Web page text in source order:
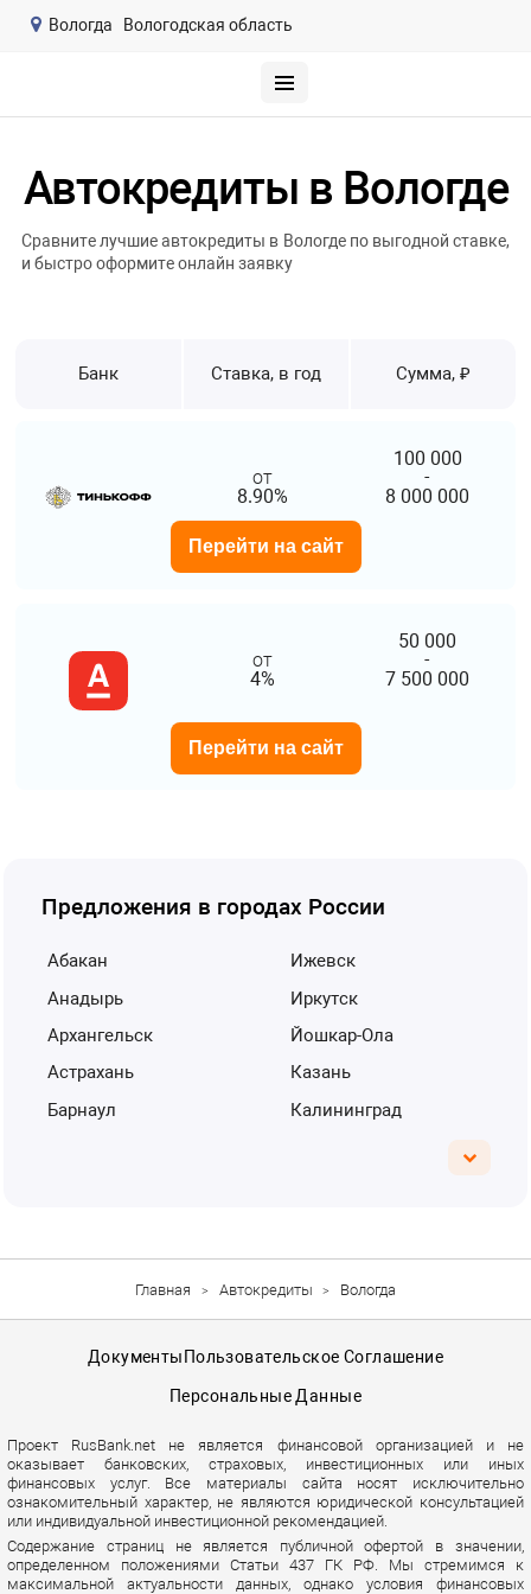
Вологда Вологодская область
Автокредиты в Вологде
Сравните лучшие автокредиты в Вологде по выгодной ставке,
и быстро оформите онлайн заявку
Банк Ставка, в год Сумма, ₽
от
8.90%
100 000
-
8 000 000
Перейти на сайт
от
4%
50 000
-
7 500 000
Перейти на сайт
Предложения в городах России
Абакан
Анадырь
Архангельск
Астрахань
Барнаул
Ижевск
Иркутск
Йошкар-Ола
Казань
Калининград
Главная Автокредиты Вологда
ДокументыПользовательское Соглашение
Персональные Данные
Проект RusBank.net не является финансовой организацией и не
оказывает банковских, страховых, инвестиционных или иных
финансовых услуг. Все материалы сайта носят исключительно
ознакомительный характер, не являются юридической консультацией
или индивидуальной инвестиционной рекомендацией.
Содержание страниц не является публичной офертой в значении,
определенном положениями Статьи 437 ГК РФ. Мы стремимся к
максимальной актуальности данных, однако условия финансовых